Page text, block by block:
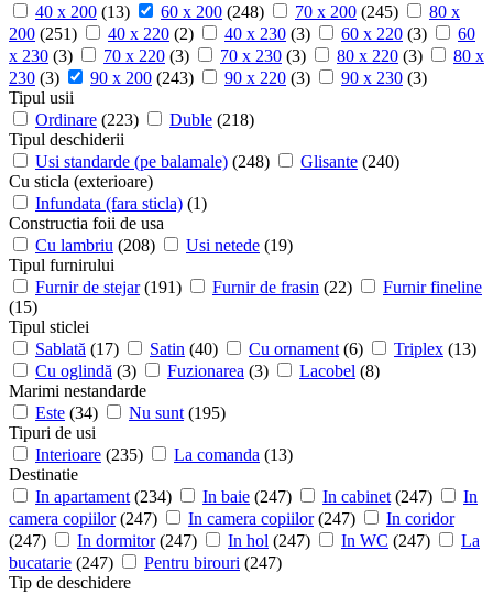
40 x 200 (13) 60 x 200 (248) 70 x 200 (245)
80 x
200 (251) 40 x 220 (2) 40 x 230 (3) 60 x 220 (3)
60
x 230 (3) 70 x 220 (3) 70 x 230 (3) 80 x 220 (3)
80 x
230 (3) 90 x 200 (243) 90 x 220 (3) 90 x 230 (3)
Tipul usii
Ordinare (223) Duble (218)
Tipul deschiderii
Usi standarde (pe balamale) (248) Glisante (240)
Cu sticla (exterioare)
Infundata (fara sticla) (1)
Constructia foii de usa
Cu lambriu (208) Usi netede (19)
Tipul furnirului
Furnir de stejar (191) Furnir de frasin (22)
Furnir fineline
(15)
Tipul sticlei
Sablată (17) Satin (40) Cu ornament (6) Triplex (13)
Cu oglindă (3) Fuzionarea (3) Lacobel (8)
Marimi nestandarde
Este (34) Nu sunt (195)
Tipuri de usi
Interioare (235) La comanda (13)
Destinatie
In apartament (234) In baie (247) In cabinet (247)
In
camera copiilor (247) In camera copiilor (247)
In coridor
(247)
In dormitor (247) In hol (247) In WC (247)
La
bucatarie (247) Pentru birouri (247)
Tip de deschidere